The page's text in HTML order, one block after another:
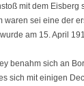
mit dem Eisberg
waren sei eine der
am 15. April
benahm sich an
sich mit einigen